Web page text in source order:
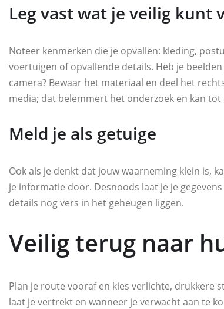
Leg vast wat je veilig kunt
Noteer kenmerken die je opvallen: kleding,
voertuigen of opvallende details. Heb je
camera? Bewaar het materiaal en deel het
media; dat belemmert het onderzoek en kan
Meld je als getuige
Ook als je denkt dat jouw waarneming klein is,
je informatie door. Desnoods laat je je
details nog vers in het geheugen liggen.
Veilig terug naar
Plan je route vooraf en kies verlichte, drukkere
laat je vertrekt en wanneer je verwacht aan te